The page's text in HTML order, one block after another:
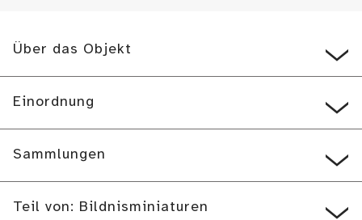
Über das Objekt
Einordnung
Sammlungen
Teil von: Bildnisminiaturen